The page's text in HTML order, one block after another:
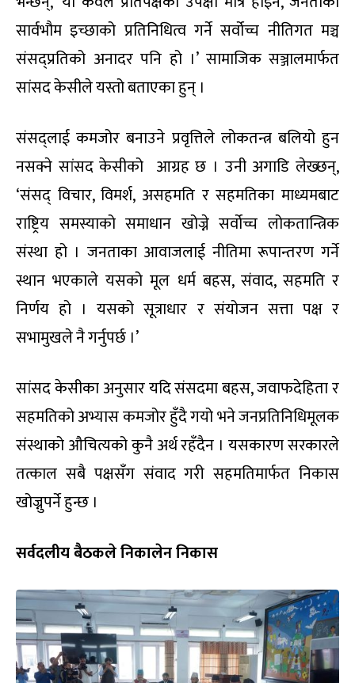
सार्वभौम इच्छाको प्रतिनिधित्व गर्ने सर्वोच्च नीतिगत मञ्च
संसद्प्रतिको अनादर पनि हो ।’ सामाजिक सञ्जालमार्फत
सांसद केसीले यस्तो बताएका हुन् ।
संसद्लाई कमजोर बनाउने प्रवृत्तिले लोकतन्त्र बलियो हुन
नसक्ने सांसद केसीको आग्रह छ । उनी अगाडि लेख्छन्,
‘संसद् विचार, विमर्श, असहमति र सहमतिका माध्यमबाट
राष्ट्रिय समस्याको समाधान खोज्ने सर्वोच्च लोकतान्त्रिक
संस्था हो । जनताका आवाजलाई नीतिमा रूपान्तरण गर्ने
स्थान भएकाले यसको मूल धर्म बहस, संवाद, सहमति र
निर्णय हो । यसको सूत्राधार र संयोजन सत्ता पक्ष र
सभामुखले नै गर्नुपर्छ ।’
सांसद केसीका अनुसार यदि संसदमा बहस, जवाफदेहिता र
सहमतिको अभ्यास कमजोर हुँदै गयो भने जनप्रतिनिधिमूलक
संस्थाको औचित्यको कुनै अर्थ रहँदैन । यसकारण सरकारले
तत्काल सबै पक्षसँग संवाद गरी सहमतिमार्फत निकास
खोज्नुपर्ने हुन्छ ।
सर्वदलीय बैठकले निकालेन निकास